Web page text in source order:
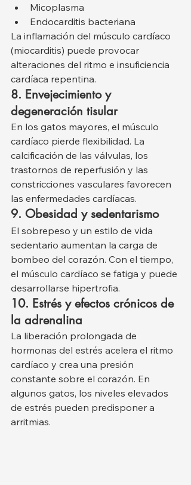
Micoplasma
Endocarditis bacteriana
La inflamación del músculo cardíaco
(miocarditis) puede provocar
alteraciones del ritmo e insuficiencia
cardíaca repentina.
8. Envejecimiento y
degeneración tisular
En los gatos mayores, el músculo
cardíaco pierde flexibilidad. La
calcificación de las válvulas, los
trastornos de reperfusión y las
constricciones vasculares favorecen
las enfermedades cardíacas.
9. Obesidad y sedentarismo
El sobrepeso y un estilo de vida
sedentario aumentan la carga de
bombeo del corazón. Con el tiempo,
el músculo cardíaco se fatiga y puede
desarrollarse hipertrofia.
10. Estrés y efectos crónicos de
la adrenalina
La liberación prolongada de
hormonas del estrés acelera el ritmo
cardíaco y crea una presión
constante sobre el corazón. En
algunos gatos, los niveles elevados
de estrés pueden predisponer a
arritmias.